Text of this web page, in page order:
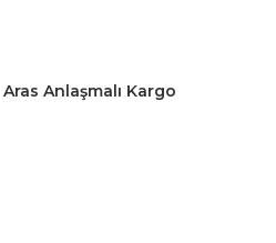
Aras Anlaşmalı Kargo